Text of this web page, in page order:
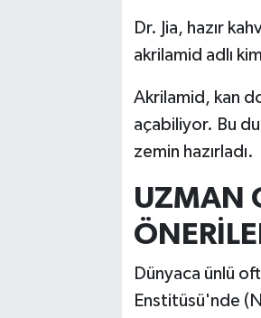
Dr. Jia, hazır
akrilamid adlı
Akrilamid, kan
açabiliyor. Bu
zemin hazırladı.
UZMAN
Dünyaca ünlü
Enstitüsü'nde